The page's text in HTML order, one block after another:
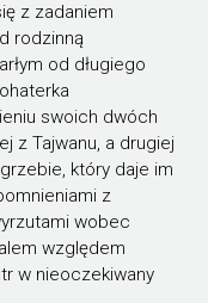
z zadaniem
rodzinną
od długiego
swoich dwóch
z Tajwanu, a drugiej
który daje im
z
wobec
względem
w nieoczekiwany